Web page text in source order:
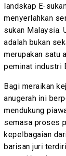
landskap E-
menyerlahkan
sukan Malaysia.
adalah bukan
merupakan satu
peminat industri
Bagi meraikan
anugerah ini
mendukung
semasa proses
kepelbagaian
barisan juri